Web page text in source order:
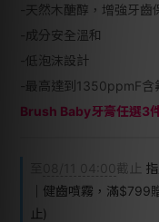
-天然木醣醇，增強牙齒
-成分安全溫和
-低泡沫設計
-最高達到1350ppmF含
Brush Baby牙膏任選3
08/11 04:00截止
｜健齒噴霧，滿
止)